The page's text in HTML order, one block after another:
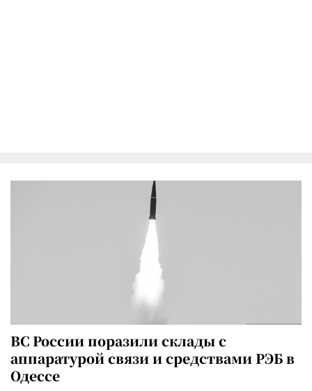
ВС России поразили склады с
аппаратурой связи и средствами РЭБ в
Одессе